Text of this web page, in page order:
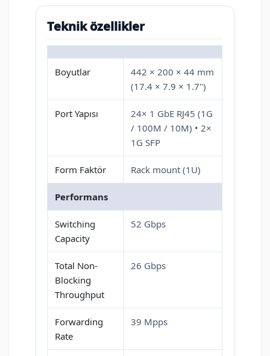
Teknik özellikler
Boyutlar
442 × 200 × 44 mm
(17.4 × 7.9 × 1.7")
Port Yapısı
24× 1 GbE RJ45 (1G
/ 100M / 10M) • 2×
1G SFP
Form Faktör Rack mount (1U)
Performans
Switching
Capacity
52 Gbps
Total Non-
Blocking
Throughput
26 Gbps
Forwarding
Rate
39 Mpps